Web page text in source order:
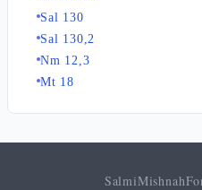
Sal 130
Sal 130,2
Nm 12,3
Mt 18
SalmiMishnah